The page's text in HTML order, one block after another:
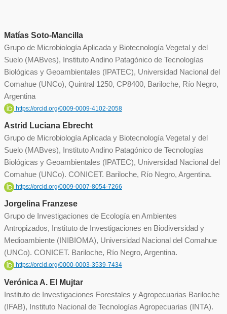
Matías Soto-Mancilla
Grupo de Microbiología Aplicada y Biotecnología Vegetal y del
Suelo (MABves), Instituto Andino Patagónico de Tecnologías
Biológicas y Geoambientales (IPATEC), Universidad Nacional del
Comahue (UNCo), Quintral 1250, CP8400, Bariloche, Río Negro,
Argentina
https://orcid.org/0009-0009-4102-2058
Astrid Luciana Ebrecht
Grupo de Microbiología Aplicada y Biotecnología Vegetal y del
Suelo (MABves), Instituto Andino Patagónico de Tecnologías
Biológicas y Geoambientales (IPATEC), Universidad Nacional del
Comahue (UNCo). CONICET. Bariloche, Río Negro, Argentina.
https://orcid.org/0009-0007-8054-7266
Jorgelina Franzese
Grupo de Investigaciones de Ecología en Ambientes
Antropizados, Instituto de Investigaciones en Biodiversidad y
Medioambiente (INIBIOMA), Universidad Nacional del Comahue
(UNCo). CONICET. Bariloche, Río Negro, Argentina.
https://orcid.org/0000-0003-3539-7434
Verónica A. El Mujtar
Instituto de Investigaciones Forestales y Agropecuarias Bariloche
(IFAB), Instituto Nacional de Tecnologías Agropecuarias (INTA).